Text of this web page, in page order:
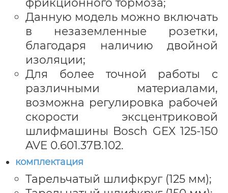
Данную модель можно включать
в незаземленные розетки,
благодаря наличию двойной
изоляции;
Для более точной работы с
различными материалами,
возможна регулировка рабочей
скорости эксцентриковой
шлифмашины Bosch GEX 125-150
AVE 0.601.37B.102.
комплектация
Тарельчатый шлифкруг (125 мм);